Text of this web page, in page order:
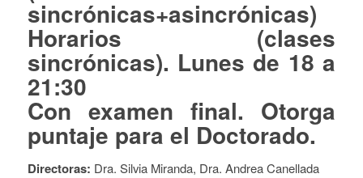
sincrónicas+asincrónicas)
Horarios (clases
sincrónicas). Lunes de 18 a
21:30
Con examen final. Otorga
puntaje para el Doctorado.
Directoras: Dra. Silvia Miranda, Dra. Andrea Canellada